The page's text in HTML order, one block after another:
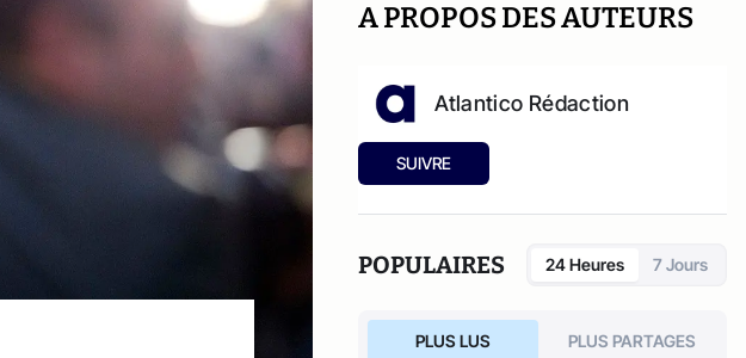
A PROPOS DES AUTEURS
Atlantico Rédaction
SUIVRE
POPULAIRES 24 Heures 7 Jours
PLUS LUS PLUS PARTAGES